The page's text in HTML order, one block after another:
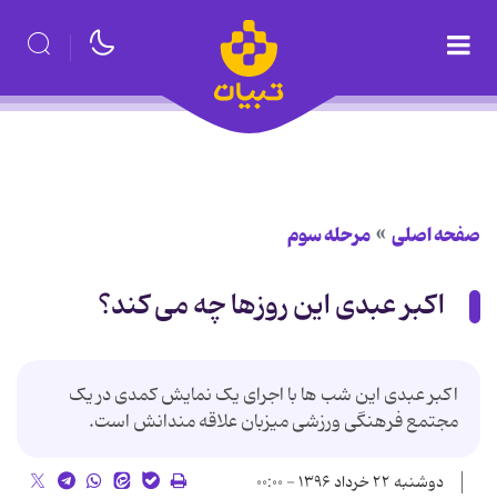
صفحه اصلی مرحله سوم
اکبر عبدی این روزها چه می کند؟
اکبر عبدی این شب ها با اجرای یک نمایش کمدی در یک
مجتمع فرهنگی ورزشی میزبان علاقه مندانش است.
دوشنبه ۲۲ خرداد ۱۳۹۶ - ۰۰:۰۰